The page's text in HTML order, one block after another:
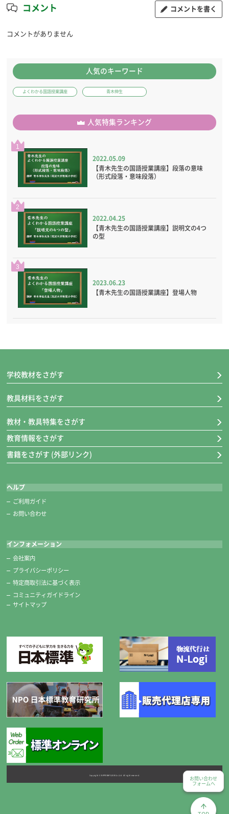
コメント コメントを書く
コメントがありません
人気のキーワード
よくわかる国語授業講座 青木伸生
人気特集ランキング
1
2022.05.09
【青木先生の国語授業講座】段落の意味
（形式段落・意味段落）
2
2022.04.25
【青木先生の国語授業講座】説明文の4つ
の型
3
2023.06.23
【青木先生の国語授業講座】登場人物
学校教材をさがす
教具材料をさがす
教材・教具特集をさがす
教育情報をさがす
書籍をさがす (外部リンク)
ヘルプ
ご利用ガイド
お問い合わせ
インフォメーション
会社案内
プライバシーポリシー
特定商取引法に基づく表示
コミュニティガイドライン
サイトマップ
Copyright © NIPPONHYOJUN Co.Ltd. All right reserved.
お問い合わせ
フォームへ